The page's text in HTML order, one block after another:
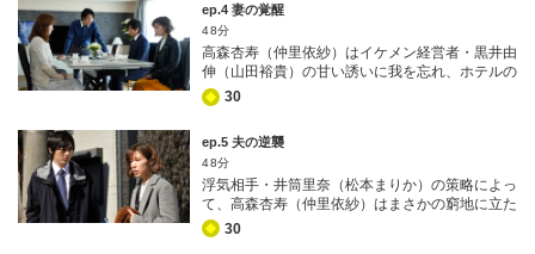
と会っていたことが発覚する！ 純平の真意が見
えず、不信感を募らせる杏寿。夫婦の復縁を願う
純平は「信じてくれ」と懇願するが、もはや杏寿
は夫のことが信じられない状態だ。これが家族そ
ろって過ごす最後のクリスマス――そう心に決め
た杏寿は、七香の前では以前と変わらぬ“幸せな
えて大喜びする七香を見て心を痛めながらも、最
後には断腸の思いで純平を家から“永遠に”送り出
す。
ep.4 妻の覚醒
48分
高森杏寿（仲里依紗）はイケメン経営者・黒井由
伸（山田裕貴）の甘い誘いに我を忘れ、ホテルの
一室へ。だが黒井に肌を触れられた瞬間、夫・純
平（塚本高史）の顔が脳裏をよぎり、自制心を取
てない！――そう痛感した杏寿は、ただただ純平
に会いたい一心でホテルを後に。その直後、黒井
が何やら怪しげな行動を取り…!?
30
ep.5 夫の逆襲
48分
浮気相手・井筒里奈（松本まりか）の策略によっ
て、高森杏寿（仲里依紗）はまさかの窮地に立た
される。経営者・黒井由伸になりすました志賀拓
巳（山田裕貴）とのホテル密会写真を、夫・純平
30